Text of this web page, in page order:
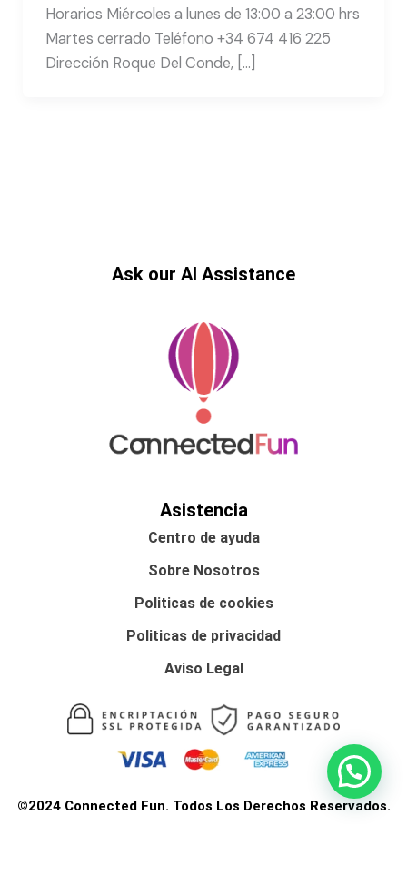
Horarios Miércoles a lunes de 13:00 a 23:00 hrs
Martes cerrado Teléfono +34 674 416 225
Dirección Roque Del Conde, […]
Ask our AI Assistance
Asistencia
Centro de ayuda
Sobre Nosotros
Politicas de cookies
Politicas de privacidad
Aviso Legal
©2024 Connected Fun. Todos Los Derechos Reservados.